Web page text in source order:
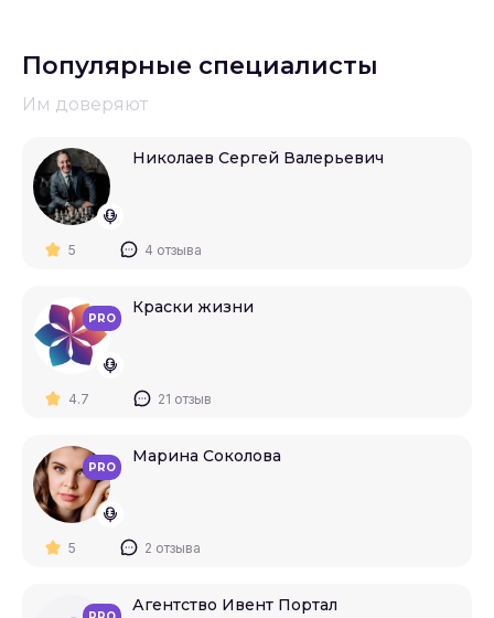
Популярные специалисты
Им доверяют
Николаев Сергей Валерьевич
5 4 отзыва
PRO
Краски жизни
4.7 21 отзыв
PRO
Марина Соколова
5 2 отзыва
Агентство Ивент Портал